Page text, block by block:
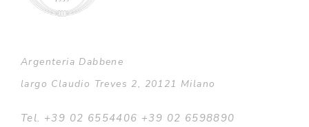
Argenteria Dabbene
largo Claudio Treves 2, 20121 Milano
Tel. +39 02 6554406 +39 02 6598890